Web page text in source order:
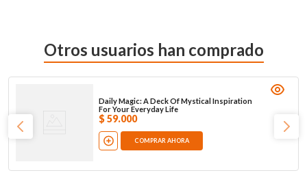
Otros usuarios han comprado
Daily Magic: A Deck Of Mystical Inspiration
For Your Everyday Life
$ 59.000
COMPRAR AHORA